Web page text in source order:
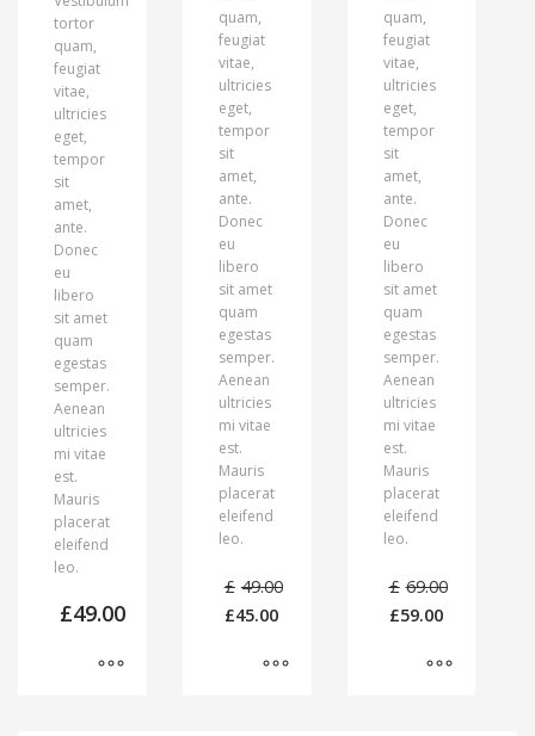
tortor
quam,
feugiat
vitae,
ultricies
eget,
tempor
sit
amet,
ante.
Donec
eu
libero
sit amet
quam
egestas
semper.
Aenean
ultricies
mi vitae
est.
Mauris
placerat
eleifend
leo.
£49.00
quam,
feugiat
vitae,
ultricies
eget,
tempor
sit
amet,
ante.
Donec
eu
libero
sit amet
quam
egestas
semper.
Aenean
ultricies
mi vitae
est.
Mauris
placerat
eleifend
leo.
£ 49.00
£45.00
quam,
feugiat
vitae,
ultricies
eget,
tempor
sit
amet,
ante.
Donec
eu
libero
sit amet
quam
egestas
semper.
Aenean
ultricies
mi vitae
est.
Mauris
placerat
eleifend
leo.
£ 69.00
£59.00